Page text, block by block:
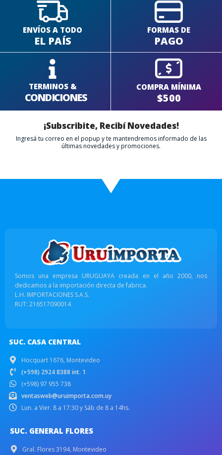
ENVÍOS A TODO
EL PAÍS
FORMAS DE
PAGO
TERMINOS &
CONDICIONES
COMPRA MÍNIMA
$500
¡Subscribite, Recibí Novedades!
Ingresá tu correo en el popup y te mantendremos informado de las
últimas novedades y promociones.
Somos una empresa URUGUAYA creada en el año 2000, nos
dedicamos a la importación directa de fabrica.
L.H. IMPORTACIONES S.A.S.
RUT: 216517090014
SUC. CASA CENTRAL
Hocquart 1676, Montevideo
(+598) 2924 8388 int. 1
(+598) 97 955 738
ventasweb@uruimporta.com.uy
Lun. a Vier. 8 a 17:30 y Sáb de 8 a 14hs.
SUC. GENERAL FLORES
Gral. Flores 3194, Montevideo